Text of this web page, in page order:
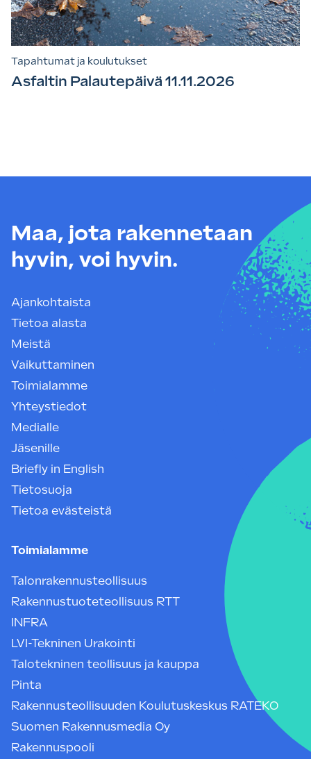
Tapahtumat ja koulutukset
Asfaltin Palautepäivä 11.11.2026
Maa, jota rakennetaan
hyvin, voi hyvin.
Ajankohtaista
Tietoa alasta
Meistä
Vaikuttaminen
Toimialamme
Yhteystiedot
Medialle
Jäsenille
Briefly in English
Tietosuoja
Tietoa evästeistä
Toimialamme
Talonrakennusteollisuus
Rakennustuoteteollisuus RTT
INFRA
LVI-Tekninen Urakointi
Talotekninen teollisuus ja kauppa
Pinta
Rakennusteollisuuden Koulutuskeskus RATEKO
Suomen Rakennusmedia Oy
Rakennuspooli